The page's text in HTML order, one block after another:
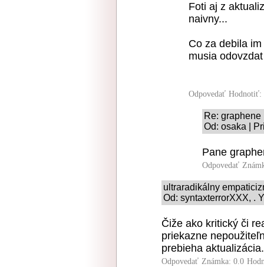
Foti aj z
naivny...
Co za debila
musia
Odpovedať Hodnotiť:
Re: graphene
Od: osaka |
Pane
Odpovedať
ultraradikálny
Od: syntaxterrorXXX, .
Čiže ako kritický či
priekazne
prebieha aktualizácia.
Odpovedať Známka: 0.0